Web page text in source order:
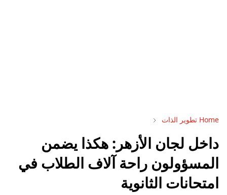
Home تطوير الذات
داخل لجان الأزهر: هكذا يضمن
المسؤولون راحة آلاف الطلاب في
امتحانات الثانوية